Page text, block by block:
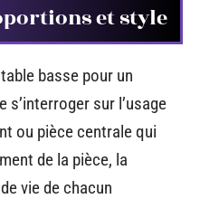
et style
basse pour un
s’interroger sur l’usage
ou pièce centrale qui
de la pièce, la
vie de chacun